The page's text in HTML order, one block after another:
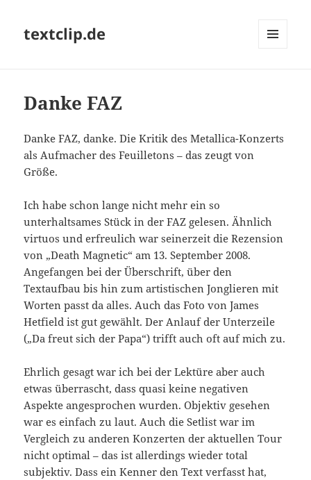
textclip.de
Danke FAZ
Danke FAZ, danke. Die Kritik des Metallica-Konzerts
als Aufmacher des Feuilletons – das zeugt von
Größe.
Ich habe schon lange nicht mehr ein so
unterhaltsames Stück in der FAZ gelesen. Ähnlich
virtuos und erfreulich war seinerzeit die Rezension
von „Death Magnetic“ am 13. September 2008.
Angefangen bei der Überschrift, über den
Textaufbau bis hin zum artistischen Jonglieren mit
Worten passt da alles. Auch das Foto von James
Hetfield ist gut gewählt. Der Anlauf der Unterzeile
(„Da freut sich der Papa“) trifft auch oft auf mich zu.
Ehrlich gesagt war ich bei der Lektüre aber auch
etwas überrascht, dass quasi keine negativen
Aspekte angesprochen wurden. Objektiv gesehen
war es einfach zu laut. Auch die Setlist war im
Vergleich zu anderen Konzerten der aktuellen Tour
nicht optimal – das ist allerdings wieder total
subjektiv. Dass ein Kenner den Text verfasst hat,